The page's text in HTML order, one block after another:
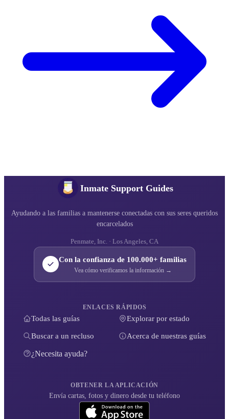
Inmate Support Guides
Ayudando a las familias a mantenerse conectadas con sus seres queridos
encarcelados
Penmate, Inc. · Los Angeles, CA
Con la confianza de 100.000+ familias
Vea cómo verificamos la información →
ENLACES RÁPIDOS
Todas las guías Explorar por estado
Buscar a un recluso Acerca de nuestras guías
¿Necesita ayuda?
OBTENER LA APLICACIÓN
Envía cartas, fotos y dinero desde tu teléfono